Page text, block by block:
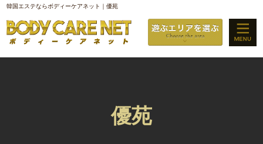
韓国エステならボディーケアネット｜優苑
優苑